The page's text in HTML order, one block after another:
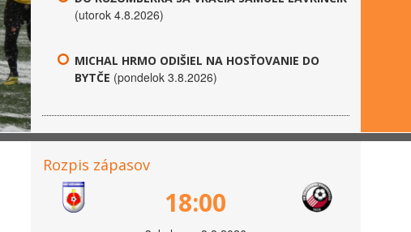
(utorok 4.8.2026)
MICHAL HRMO ODIŠIEL NA HOSŤOVANIE DO
BYTČE (pondelok 3.8.2026)
Rozpis zápasov
18:00